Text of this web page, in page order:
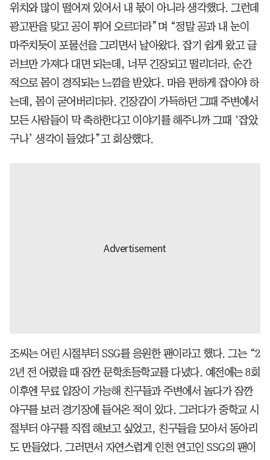
위치와 많이 떨어져 있어서 내 몫이 아니라 생각했다. 그런데
광고판을 맞고 공이 튀어 오르더라”며 “정말 공과 내 눈이
마주치듯이 포물선을 그리면서 날아왔다. 잡기 쉽게 왔고 글
러브만 가져다 대면 되는데, 너무 긴장되고 떨리더라. 순간
적으로 몸이 경직되는 느낌을 받았다. 마음 편하게 잡아야 하
는데, 몸이 굳어버리더라. 긴장감이 가득하던 그때 주변에서
모든 사람들이 막 축하한다고 이야기를 해주니까 그때 ‘잡았
구나’ 생각이 들었다”고 회상했다.
조씨는 어린 시절부터 SSG를 응원한 팬이라고 했다. 그는 “2
2년 전 어렸을 때 잠깐 문학초등학교를 다녔다. 예전에는 8회
이후엔 무료 입장이 가능해 친구들과 주변에서 놀다가 잠깐
야구를 보러 경기장에 들어온 적이 있다. 그러다가 중학교 시
절부터 야구를 직접 해보고 싶었고, 친구들을 모아서 동아리
도 만들었다. 그러면서 자연스럽게 인천 연고인 SSG의 팬이